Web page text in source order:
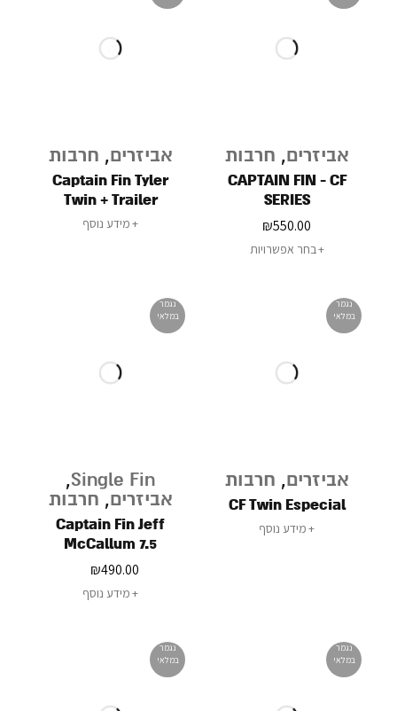
אביזרים, חרבות
CAPTAIN FIN - CF
SERIES
₪550.00
בחר אפשרויות
אביזרים, חרבות
Captain Fin Tyler
Twin + Trailer
Especial
מידע נוסף
נגמר
במלאי
אביזרים, חרבות
CF Twin Especial
מידע נוסף
נגמר
במלאי
Single Fin
,
אביזרים, חרבות
Captain Fin Jeff
McCallum 7.5
₪490.00
מידע נוסף
נגמר
במלאי
נגמר
במלאי